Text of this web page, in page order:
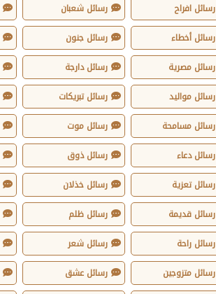
رسائل افراح
رسائل شعبان
رسائل أخطاء
رسائل جنون
رسائل مصرية
رسائل دارجة
رسائل مواليد
رسائل تبريكات
رسائل مسامحة
رسائل موت
رسائل دعاء
رسائل ذوق
رسائل تعزية
رسائل خذلان
رسائل قديمة
رسائل ظلم
رسائل راحة
رسائل شعر
رسائل متزوجين
رسائل عشق